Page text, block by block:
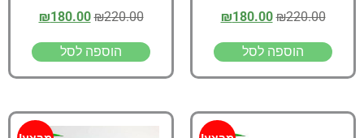
₪220.00
₪180.00
הוספה לסל
₪220.00
₪180.00
הוספה לסל